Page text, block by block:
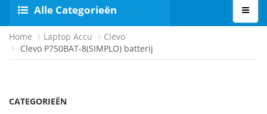
Alle Categorieën
Home Laptop Accu
Clevo
Clevo P750BAT-8(SIMPLO) batterij
CATEGORIEËN